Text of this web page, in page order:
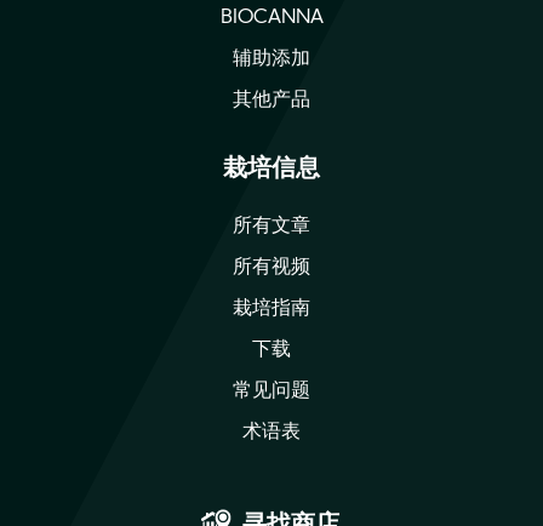
BIOCANNA
辅助添加
其他产品
栽培信息
所有文章
所有视频
栽培指南
下载
常见问题
术语表